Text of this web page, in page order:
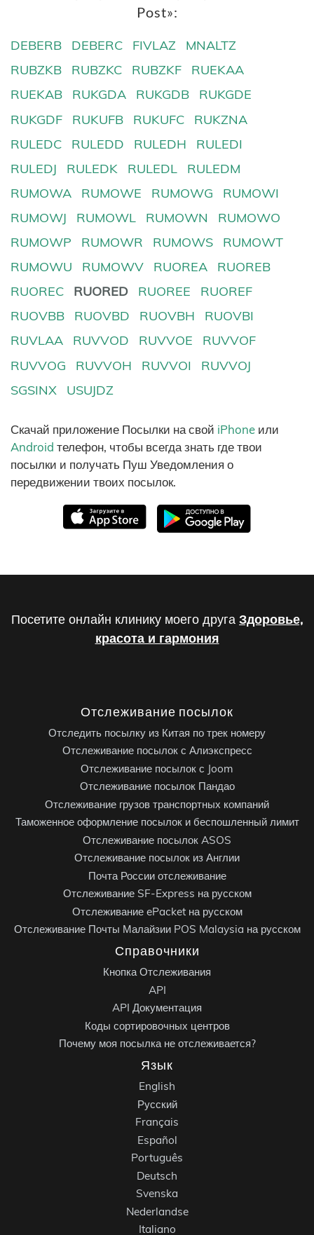
Post»:
DEBERB DEBERC FIVLAZ
MNALTZ
RUBZKB
RUBZKC RUBZKF
RUEKAA
RUEKAB
RUKGDA RUKGDB
RUKGDE
RUKGDF
RUKUFB RUKUFC
RUKZNA
RULEDC
RULEDD RULEDH
RULEDI
RULEDJ
RULEDK RULEDL
RULEDM
RUMOWA
RUMOWE RUMOWG
RUMOWI
RUMOWJ
RUMOWL RUMOWN
RUMOWO
RUMOWP
RUMOWR RUMOWS
RUMOWT
RUMOWU
RUMOWV RUOREA
RUOREB
RUOREC
RUORED RUOREE
RUOREF
RUOVBB
RUOVBD RUOVBH
RUOVBI
RUVLAA
RUVVOD RUVVOE
RUVVOF
RUVVOG
RUVVOH RUVVOI
RUVVOJ
SGSINX
USUJDZ
Скачай приложение Посылки на свой iPhone или
Android телефон, чтобы всегда знать где твои
посылки и получать Пуш Уведомления о
передвижении твоих посылок.
Посетите онлайн клинику моего друга Здоровье,
красота и гармония
Отслеживание посылок
Отследить посылку из Китая по трек номеру
Отслеживание посылок с Алиэкспресс
Отслеживание посылок с Joom
Отслеживание посылок Пандао
Отслеживание грузов транспортных компаний
Таможенное оформление посылок и беспошленный лимит
Отслеживание посылок ASOS
Отслеживание посылок из Англии
Почта России отслеживание
Отслеживание SF-Express на русском
Отслеживание ePacket на русском
Отслеживание Почты Малайзии POS Malaysia на русском
Справочники
Кнопка Отслеживания
API
API Документация
Коды сортировочных центров
Почему моя посылка не отслеживается?
Язык
English
Русский
Français
Español
Português
Deutsch
Svenska
Nederlandse
Italiano